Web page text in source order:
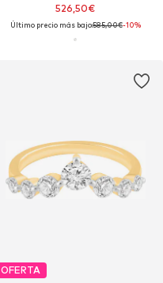
526,50€
Último precio más bajo:585,00€-10%
OFERTA